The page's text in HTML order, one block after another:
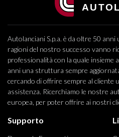
Autolanciani S.p.a. è da oltre 50 anni
ragioni del nostro successo vanno
professionalità con la quale insieme
anni una struttura sempre
cercando di offrire sempre al cliente
assistenza. Ricerchiamo le nostre
europea, per poter offrire ai nostri
Supporto